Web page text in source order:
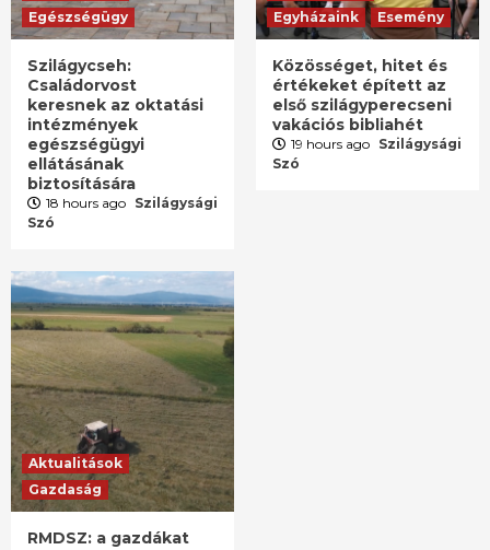
Egészségügy
Szilágycseh:
Családorvost
keresnek az oktatási
intézmények
egészségügyi
ellátásának
biztosítására
18 hours ago Szilágysági
Szó
Egyházaink
Esemény
Közösséget, hitet és
értékeket épített az
első szilágyperecseni
vakációs bibliahét
19 hours ago Szilágysági
Szó
Aktualitások
Gazdaság
RMDSZ: a gazdákat